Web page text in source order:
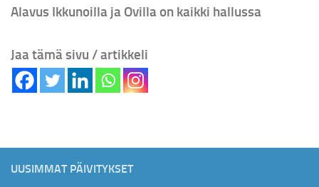
Alavus Ikkunoilla ja Ovilla on kaikki hallussa
Jaa tämä sivu / artikkeli
UUSIMMAT PÄIVITYKSET